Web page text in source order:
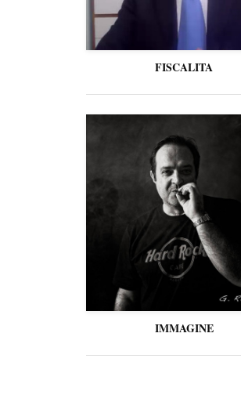
FISCALITA
IMMAGINE